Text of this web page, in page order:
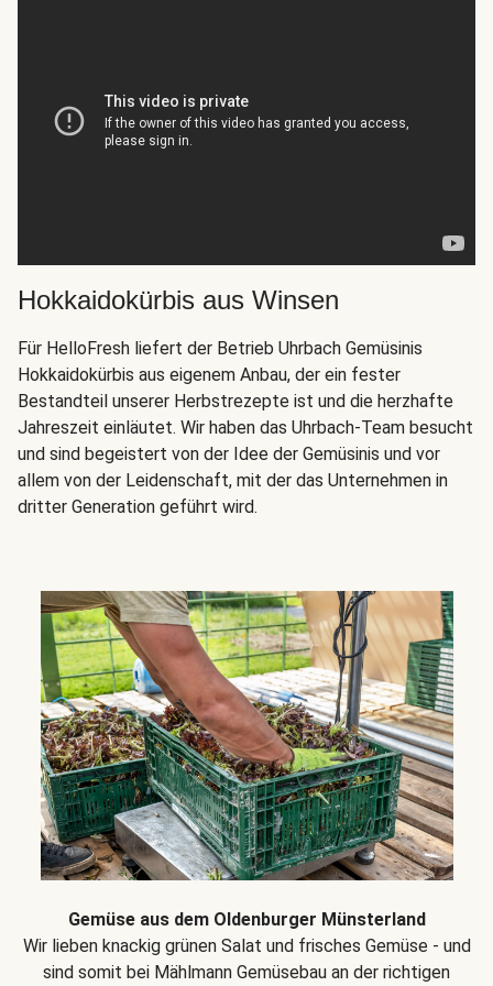
Hokkaidokürbis aus Winsen
Für HelloFresh liefert der Betrieb Uhrbach Gemüsinis
Hokkaidokürbis aus eigenem Anbau, der ein fester
Bestandteil unserer Herbstrezepte ist und die herzhafte
Jahreszeit einläutet. Wir haben das Uhrbach-Team besucht
und sind begeistert von der Idee der Gemüsinis und vor
allem von der Leidenschaft, mit der das Unternehmen in
dritter Generation geführt wird.
Gemüse aus dem Oldenburger Münsterland
Wir lieben knackig grünen Salat und frisches Gemüse - und
sind somit bei Mählmann Gemüsebau an der richtigen